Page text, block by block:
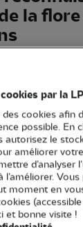
la
pédagogique
très
par la
cookies afin
possible. En
autorisez le
améliorer
d’analyser
l’améliorer.
moment en
et bonne visite !